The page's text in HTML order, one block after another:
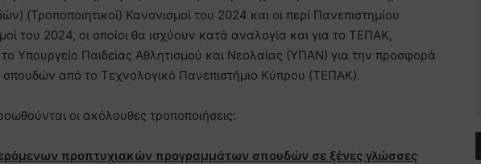
(Τροποποιητικοί) Κανονισμοί του 2024 και οι περί Πανεπιστημίου
του 2024, οι οποίοι θα ισχύουν κατά αναλογία και για το ΤΕΠΑΚ,
Υπουργείο Παιδείας Αθλητισμού και Νεολαίας (ΥΠΑΝ) για την προσφορά
από το Τεχνολογικό Πανεπιστήμιο Κύπρου (ΤΕΠΑΚ).
οι ακόλουθες τροποποιήσεις:
προπτυχιακών προγραμμάτων σπουδών σε ξένες γλώσσες